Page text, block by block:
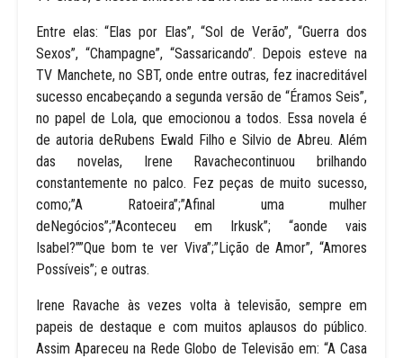
Entre elas: “Elas por Elas”, “Sol de Verão”, “Guerra dos
Sexos”, “Champagne”, “Sassaricando”. Depois esteve na
TV Manchete, no SBT, onde entre outras, fez inacreditável
sucesso encabeçando a segunda versão de “Éramos Seis”,
no papel de Lola, que emocionou a todos. Essa novela é
de autoria deRubens Ewald Filho e Silvio de Abreu. Além
das novelas, Irene Ravachecontinuou brilhando
constantemente no palco. Fez peças de muito sucesso,
como;”A Ratoeira”;”Afinal uma mulher
deNegócios”;”Aconteceu em Irkusk”; “aonde vais
Isabel?””Que bom te ver Viva”;”Lição de Amor”, “Amores
Possíveis”; e outras.
Irene Ravache às vezes volta à televisão, sempre em
papeis de destaque e com muitos aplausos do público.
Assim Apareceu na Rede Globo de Televisão em: “A Casa